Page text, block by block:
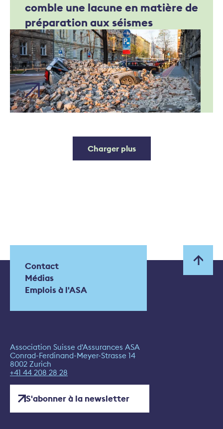
comble une lacune en matière de
préparation aux séismes
Charger plus
Contact
Médias
Emplois à l'ASA
Association Suisse d'Assurances ASA
Conrad-Ferdinand-Meyer-Strasse 14
8002 Zurich
+41 44 208 28 28
S'abonner à la newsletter